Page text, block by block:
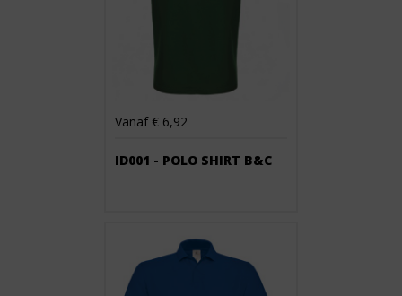
Vanaf € 6,92
ID001 - POLO SHIRT B&C